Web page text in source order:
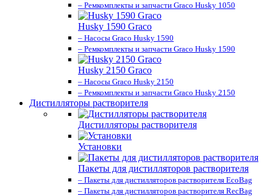
– Ремкомплекты и запчасти Graco Husky 1050
Husky 1590 Graco
– Насосы Graco Husky 1590
– Ремкомплекты и запчасти Graco Husky 1590
Husky 2150 Graco
– Насосы Graco Husky 2150
– Ремкомплекты и запчасти Graco Husky 2150
Дистилляторы растворителя
Дистилляторы растворителя
Установки
Пакеты для дистилляторов растворителя
– Пакеты для дистилляторов растворителя EcoBag
– Пакеты для дистилляторов растворителя RecBag